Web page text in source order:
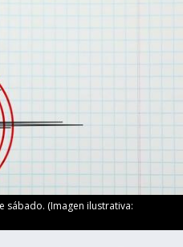
sábado. (Imagen ilustrativa: